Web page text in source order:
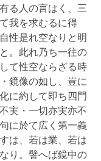
る人の言はく、三
我を求むるに得
性是れ空なりと明
。此れ乃ち一往の
て性空ならざる時
鏡像の如し、豈に
に約して即ち四門
実・一切亦実亦不
に於て広く第一義
は、若は業、若は
り。譬へば鏡中の